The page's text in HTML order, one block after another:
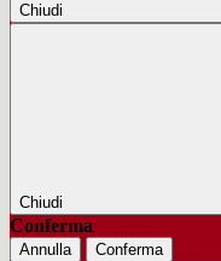
Chiudi
Chiudi
Conferma
Annulla
Conferma